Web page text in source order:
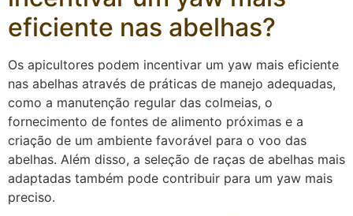
eficiente nas abelhas?
Os apicultores podem incentivar um yaw mais eficiente
nas abelhas através de práticas de manejo adequadas,
como a manutenção regular das colmeias, o
fornecimento de fontes de alimento próximas e a
criação de um ambiente favorável para o voo das
abelhas. Além disso, a seleção de raças de abelhas mais
adaptadas também pode contribuir para um yaw mais
preciso.